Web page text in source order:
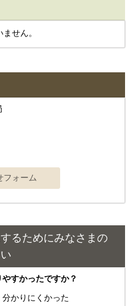
せん。
局
るためにみなさまの
すかったですか？
分かりにくかった